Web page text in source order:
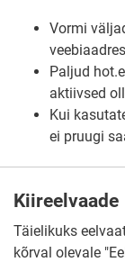
Vormi
Paljud
aktiivsed
Kui
ei pruugi
Kiireelvaade
Täielikuks
kõrval olevale